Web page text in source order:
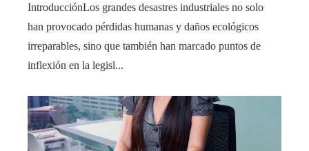
IntroducciónLos grandes desastres industriales no solo
han provocado pérdidas humanas y daños ecológicos
irreparables, sino que también han marcado puntos de
inflexión en la legisl...